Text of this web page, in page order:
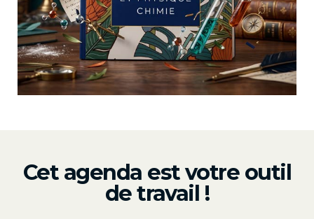
Cet agenda est votre outil
de travail !